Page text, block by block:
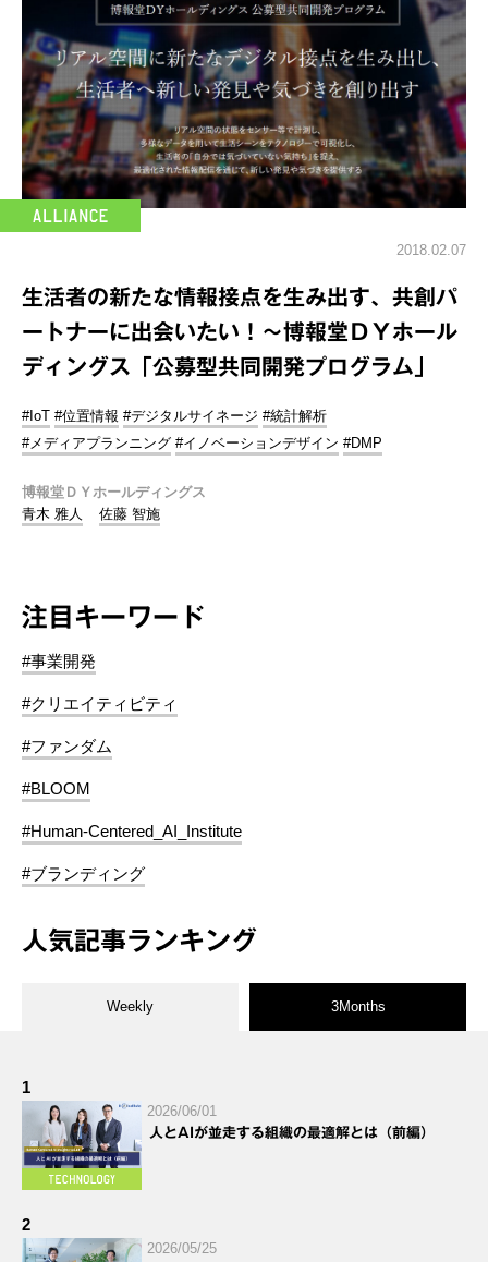
2018.02.07
生活者の新たな情報接点を生み出す、共創パ
ートナーに出会いたい！～博報堂ＤＹホール
ディングス「公募型共同開発プログラム」
#IoT #位置情報 #デジタルサイネージ #統計解析
#メディアプランニング #イノベーションデザイン #DMP
博報堂ＤＹホールディングス
青木 雅人
佐藤 智施
注目キーワード
#事業開発
#クリエイティビティ
#ファンダム
#BLOOM
#Human-Centered_AI_Institute
#ブランディング
人気記事ランキング
Weekly 3Months
1
2026/06/01
人とAIが並走する組織の最適解とは（前編）
2
2026/05/25